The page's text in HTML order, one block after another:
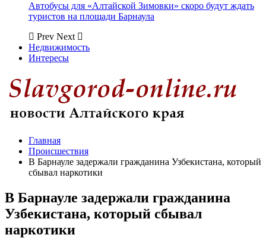
Автобусы для «Алтайской Зимовки» скоро будут ждать
туристов на площади Барнаула
Prev Next
Недвижимость
Интересы
Главная
Происшествия
В Барнауле задержали гражданина Узбекистана, который
сбывал наркотики
В Барнауле задержали гражданина
Узбекистана, который сбывал
наркотики